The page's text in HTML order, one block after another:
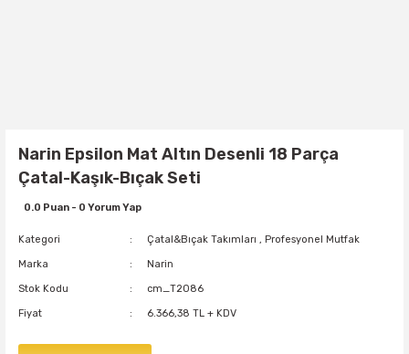
Narin Epsilon Mat Altın Desenli 18 Parça
Çatal-Kaşık-Bıçak Seti
0.0 Puan - 0 Yorum Yap
Kategori Çatal&Bıçak Takımları , Profesyonel Mutfak
Marka Narin
Stok Kodu cm_T2086
Fiyat 6.366,38 TL + KDV